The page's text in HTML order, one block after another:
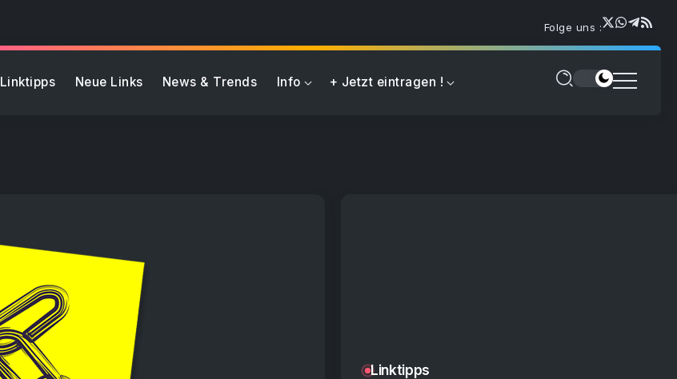
Folge uns :
Linktipps Neue Links News & Trends Info + Jetzt eintragen !
Linktipps